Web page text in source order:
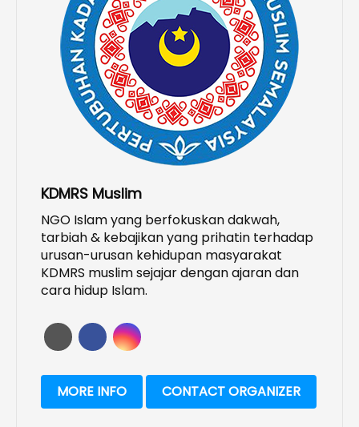
KDMRS Muslim
NGO Islam yang berfokuskan dakwah,
tarbiah & kebajikan yang prihatin terhadap
urusan-urusan kehidupan masyarakat
KDMRS muslim sejajar dengan ajaran dan
cara hidup Islam.
MORE INFO CONTACT ORGANIZER